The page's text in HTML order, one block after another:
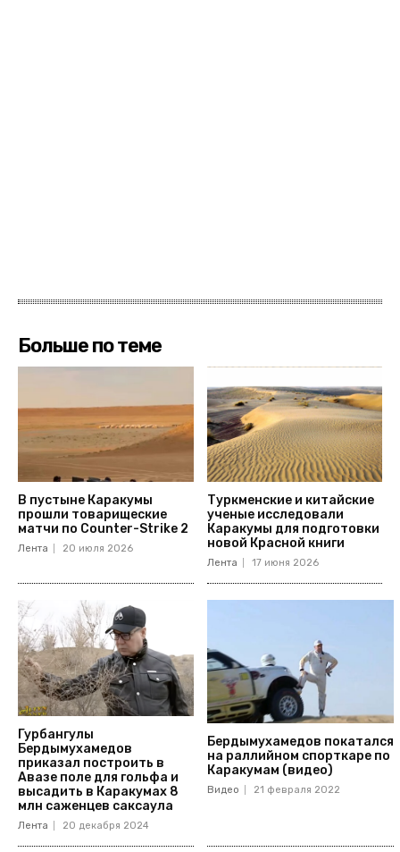
Больше по теме
В пустыне Каракумы
прошли товарищеские
матчи по Counter-Strike 2
Лента 20 июля 2026
Туркменские и китайские
ученые исследовали
Каракумы для подготовки
новой Красной книги
Лента 17 июня 2026
Гурбангулы
Бердымухамедов
приказал построить в
Авазе поле для гольфа и
высадить в Каракумах 8
млн саженцев саксаула
Лента 20 декабря 2024
Бердымухамедов покатался
на раллийном спорткаре по
Каракумам (видео)
Видео 21 февраля 2022